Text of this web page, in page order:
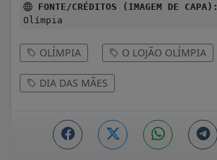
FONTE/CRÉDITOS (IMAGEM DE CAPA):
Olímpia
OLÍMPIA O LOJÃO OLÍMPIA
DIA DAS MÃES